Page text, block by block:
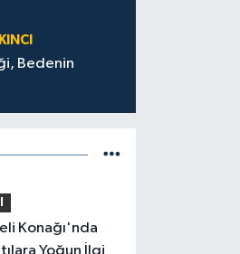
Bedenin
Konağı'nda
Yoğun İlgi